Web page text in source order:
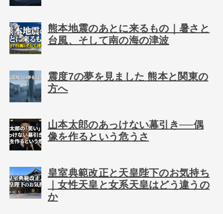
熊本地震のあとに来るもの｜暑さと
台風、そして南の海の津波
震度7の夢を見ました 熊本と関東の
方へ
山本太郎のあっけない幕引き──偶
像を作るという危うさ
皇室典範改正と天皇陛下のお気持ち
｜女性天皇と女系天皇はどう違うの
か